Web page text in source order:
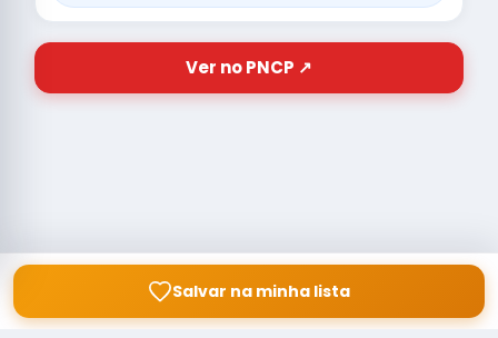
Ver no PNCP ↗
Salvar na minha lista